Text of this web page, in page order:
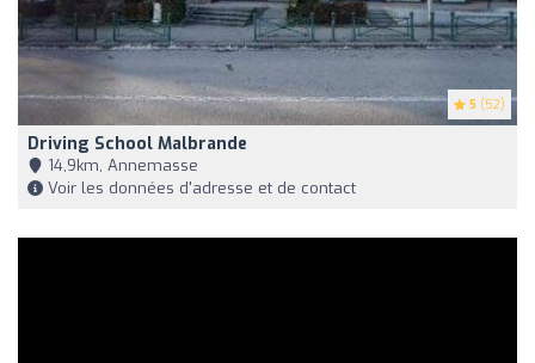
5 (52)
Driving School Malbrande
14,9km, Annemasse
Voir les données d'adresse et de contact